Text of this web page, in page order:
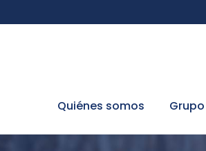
Quiénes somos Grupo